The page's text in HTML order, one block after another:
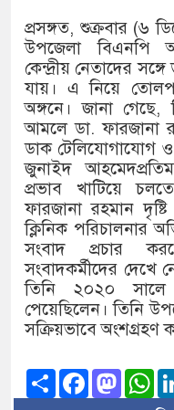
প্রসঙ্গত, শুক্রবার (৬
উপজেলা বিএনপি
কেন্দ্রীয় নেতাদের
যায়। এ নিয়ে
অঙ্গনে। জানা
আমলে ডা. ফারজানা
ডাক টেলিযোগাযোগ ও
জুনাইদ
প্রভাব খাটিয়ে
ফারজানা রহমান
ক্লিনিক পরিচালনার
সংবাদ প্রচার
সংবাদকর্মীদের দেখে
তিনি ২০২০ সালে
পেয়েছিলেন। তিনি
সক্রিয়ভাবে অংশগ্রহণ
ShareFacebook